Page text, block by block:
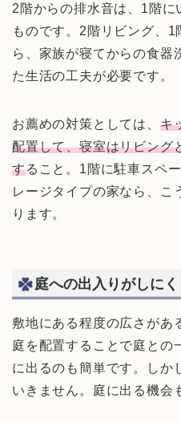
2階からの排水音は、1階に
ものです。2階リビング、
ら、家族が寝てからの食器
た生活の工夫が必要です。
お薦めの対策としては、 キ
配置して、寝室はリビング
すること。1階に駐車スペ
レージタイプの家なら、こ
ります。
庭への出入りがしに
敷地にある程度の広さがあ
庭を配置することで庭との
に出るのも簡単です。しか
いきません。庭に出る機会